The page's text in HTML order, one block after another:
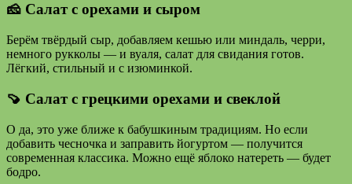
🧀 Салат с орехами и сыром
Берём твёрдый сыр, добавляем кешью или миндаль, черри,
немного рукколы — и вуаля, салат для свидания готов.
Лёгкий, стильный и с изюминкой.
🍠 Салат с грецкими орехами и свеклой
О да, это уже ближе к бабушкиным традициям. Но если
добавить чесночка и заправить йогуртом — получится
современная классика. Можно ещё яблоко натереть — будет
бодро.